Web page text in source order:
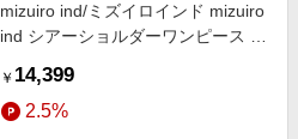
mizuiro ind/ミズイロインド mizuiro
ind シアーショルダーワンピース パ
￥ 14,399
2.5%